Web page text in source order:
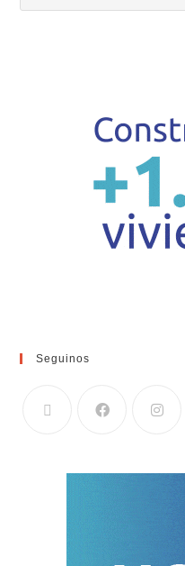
Seguinos